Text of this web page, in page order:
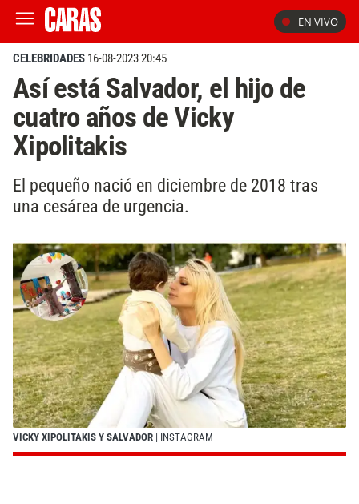
EN VIVO
CELEBRIDADES 16-08-2023 20:45
Así está Salvador, el hijo de
cuatro años de Vicky
Xipolitakis
El pequeño nació en diciembre de 2018 tras
una cesárea de urgencia.
VICKY XIPOLITAKIS Y SALVADOR | INSTAGRAM